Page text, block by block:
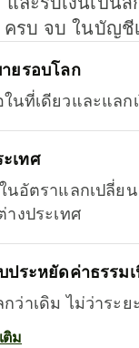
ครบ จบ ในบัญชี
ยรอบโลก
นที่เดียวและแลก
เทศ
นอัตราแลกเปลี่ย
างประเทศ
ประหยัดค่าธรรม
ว่าเดิม ไม่ว่าระย
ติม